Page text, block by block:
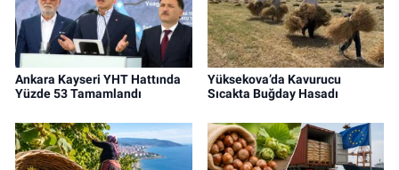
Ankara Kayseri YHT Hattında
Yüzde 53 Tamamlandı
Yüksekova’da Kavurucu
Sıcakta Buğday Hasadı